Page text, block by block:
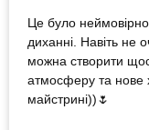
Це було
диханні. Навіть не
можна створити
атмосферу та нове
майстрині))🌷